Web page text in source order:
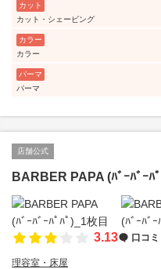
カット
カット・シェービング
カラー
カラー
パーマ
パーマ
店舗公式
BARBER PAPA (ﾊﾞｰﾊﾞｰﾊ
3.13 口コミ
理容室・床屋